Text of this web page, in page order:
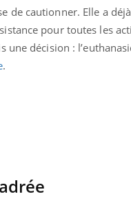
de cautionner. Elle a
pour toutes les
une décision :
.